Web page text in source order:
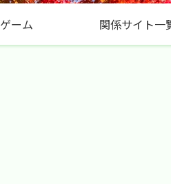
ゲーム 関係サイト一